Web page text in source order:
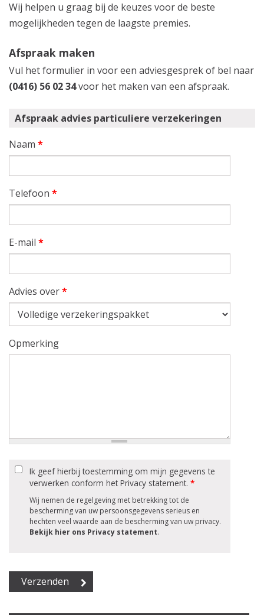
Wij helpen u graag bij de keuzes voor de beste
mogelijkheden tegen de laagste premies.
Afspraak maken
Vul het formulier in voor een adviesgesprek of bel naar
(0416) 56 02 34voor het maken van een afspraak.
Afspraak advies particuliere verzekeringen
Naam *
Telefoon *
E-mail *
Advies over*
Opmerking
Ik geef hierbij toestemming om mijn gegevens te
verwerken conform het Privacy statement. *
Wij nemen de regelgeving met betrekking tot de
bescherming van uw persoonsgegevens serieus en
hechten veel waarde aan de bescherming van uw privacy.
Bekijk hier ons Privacy statement.